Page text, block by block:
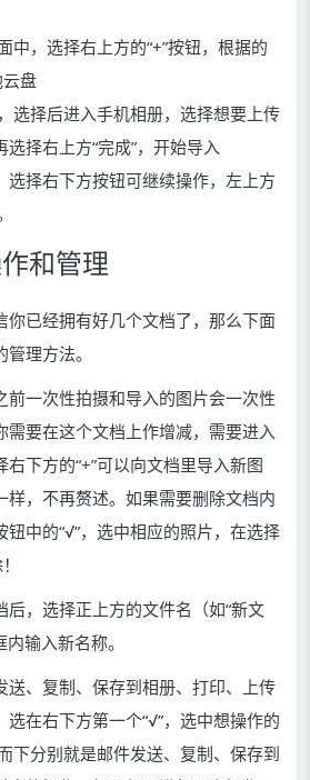
中，选择右上方的“+”按钮，根据的
云盘
选择后进入手机相册，选择想要上传
择右上方“完成”，开始导入
选择右下方按钮可继续操作，左上方
和管理
你已经拥有好几个文档了，那么下面
理方法。
前一次性拍摄和导入的图片会一次性
需要在这个文档上作增减，需要进入
下方的“+”可以向文档里导入新图
样，不再赘述。如果需要删除文档内
中的“√”，选中相应的照片，在选择
，选择正上方的文件名（如“新文
输入新名称。
送、复制、保存到相册、打印、上传
在右下方第一个“√”，选中想操作的
下分别就是邮件发送、复制、保存到